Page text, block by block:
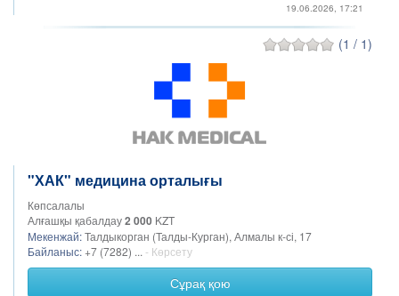
19.06.2026, 17:21
(1 / 1)
"ХАК" медицина орталығы
Көпсалалы
Алғашқы қабалдау2 000 KZT
Мекенжай:Талдыкорган (Талды-Курган), Алмалы к-сі, 17
Байланыс: +7 (7282) ... - Көрсету
Сұрақ қою